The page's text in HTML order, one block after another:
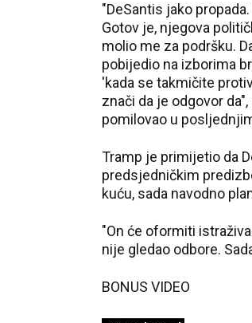
"DeSantis jako
Gotov je, njegova
molio me za podršku.
pobijedio na izborima
'kada se takmičite
znači da je odgovor
pomilovao u
Tramp je primijetio da
predsjedničkim
kuću, sada navodno
"On će oformiti
nije gledao odbore.
BONUS VIDEO